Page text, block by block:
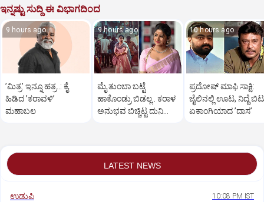
ಇನ್ನಷ್ಟು ಸುದ್ದಿ ಈ ವಿಭಾಗದಿಂದ
9 hours ago
ʼಮಿತ್ರʼ ಇನ್ನೂ ಹತ್ರ..: ಕೈ
ಹಿಡಿದ ʼಕರಾವಳಿʼ
ಮಹಾಬಲ
9 hours ago
ಮೈ ತುಂಬಾ ಬಟ್ಟೆ
ಹಾಕೊಂಡ್ರು ಬಿಡಲ್ಲ.. ಕರಾಳ
ಅನುಭವ ಬಿಚ್ಚಿಟ್ಟ ದುನಿಯಾ
10 hours ago
ಪ್ರದೋಷ್‌ ಮಾಫಿ ಸಾಕ್ಷಿ:
ಜೈಲಿನಲ್ಲಿ ಊಟ, ನಿದ್ದೆ
ಏಕಾಂಗಿಯಾದ ʼದಾಸʼ
LATEST NEWS
ಉಡುಪಿ 10:08 PM IST